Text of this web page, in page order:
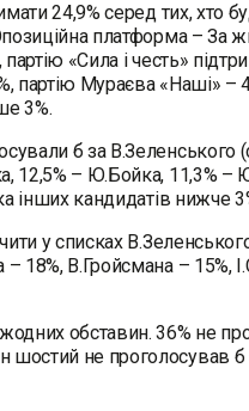
24,9% серед тих, хто
платформа – За
«Сила і честь»
партію Мураєва «Наші» –
3%.
б за В.Зеленського
12,5% – Ю.Бойка, 11,3%
інших кандидатів нижче
у списках
18%, В.Гройсмана – 15%,
обставин. 36% не
не проголосував б